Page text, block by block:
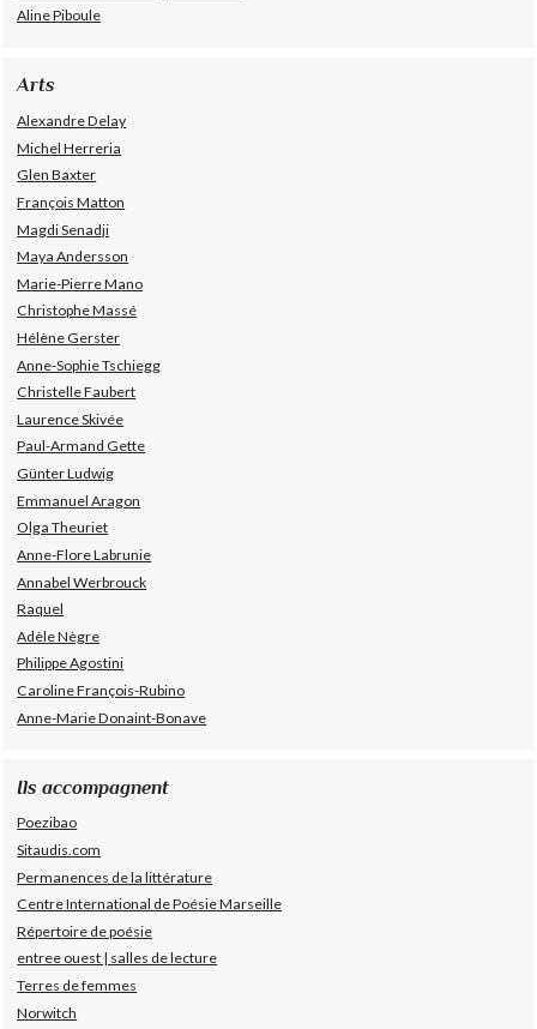
Aline Piboule
Arts
Alexandre Delay
Michel Herreria
Glen Baxter
François Matton
Magdi Senadji
Maya Andersson
Marie-Pierre Mano
Christophe Massé
Hélène Gerster
Anne-Sophie Tschiegg
Christelle Faubert
Laurence Skivée
Paul-Armand Gette
Günter Ludwig
Emmanuel Aragon
Olga Theuriet
Anne-Flore Labrunie
Annabel Werbrouck
Raquel
Adèle Nègre
Philippe Agostini
Caroline François-Rubino
Anne-Marie Donaint-Bonave
Ils accompagnent
Poezibao
Sitaudis.com
Permanences de la littérature
Centre International de Poésie Marseille
Répertoire de poésie
entree ouest | salles de lecture
Terres de femmes
Norwitch